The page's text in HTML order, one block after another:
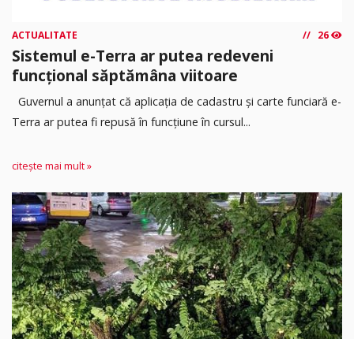
ACTUALITATE 26
Sistemul e-Terra ar putea redeveni
funcțional săptămâna viitoare
Guvernul a anunțat că aplicația de cadastru și carte funciară e-
Terra ar putea fi repusă în funcțiune în cursul...
citește mai mult »